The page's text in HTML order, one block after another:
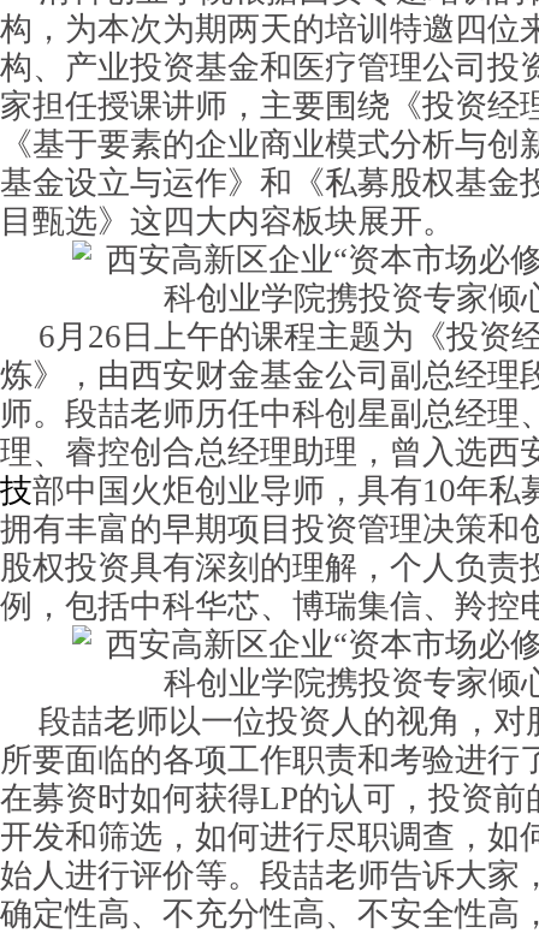
构，为本次为期两天的培训特邀四位
构、产业投资基金和医疗管理公司投
家担任授课讲师，主要围绕《投资经
《基于要素的企业商业模式分析与创
基金设立与运作》和《私募股权基金
目甄选》这四大内容板块展开。
6月26日上午的课程主题为《投资
炼》，由西安财金基金公司副总经理
师。段喆老师历任中科创星副总经理
理、睿控创合总经理助理，曾入选西
技部中国火炬创业导师，具有10年私
拥有丰富的早期项目投资管理决策和
股权投资具有深刻的理解，个人负责
例，包括中科华芯、博瑞集信、羚控
段喆老师以一位投资人的视角，对
所要面临的各项工作职责和考验进行
在募资时如何获得LP的认可，投资前
开发和筛选，如何进行尽职调查，如
始人进行评价等。段喆老师告诉大家
确定性高、不充分性高、不安全性高